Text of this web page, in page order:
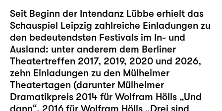
Seit Beginn der Intendanz Lübbe erhielt das
Schauspiel Leipzig zahlreiche Einladungen zu
den bedeutendsten Festivals im In- und
Ausland: unter anderem dem Berliner
Theatertreffen 2017, 2019, 2020 und 2026,
zehn Einladungen zu den Mülheimer
Theatertagen (darunter Mülheimer
Dramatikpreis 2014 für Wolfram Hölls „Und